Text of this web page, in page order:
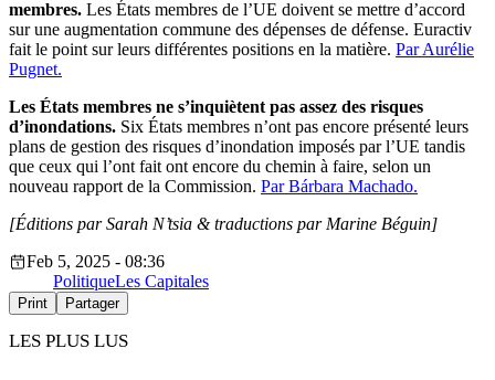
membres. Les États membres de l’UE doivent se mettre d’accord
sur une augmentation commune des dépenses de défense. Euractiv
fait le point sur leurs différentes positions en la matière. Par Aurélie
Pugnet.
Les États membres ne s’inquiètent pas assez des risques
d’inondations. Six États membres n’ont pas encore présenté leurs
plans de gestion des risques d’inondation imposés par l’UE tandis
que ceux qui l’ont fait ont encore du chemin à faire, selon un
nouveau rapport de la Commission. Par Bárbara Machado.
[Éditions par Sarah N’tsia & traductions par Marine Béguin]
Feb 5, 2025 - 08:36
PolitiqueLes Capitales
Print Partager
LES PLUS LUS